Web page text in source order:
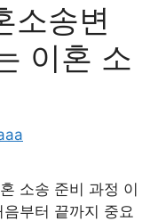
소송변
이혼 소
소송 준비 과정 이
부터 끝까지 중요